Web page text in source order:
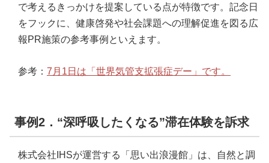
で考えるきっかけを提案している点が特徴です。記念日
をフックに、健康啓発や社会課題への理解促進を図る広
報PR施策の参考事例といえます。
参考： 7月1日は「世界気管支拡張症デー」です。
事例2．“深呼吸したくなる”滞在体験を訴求
株式会社IHSが運営する「思い出浪漫館」は、自然と調